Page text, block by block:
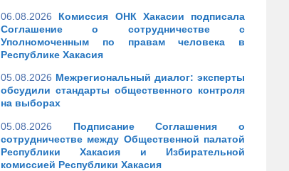
06.08.2026
Комиссия ОНК Хакасии подписала
Соглашение о сотрудничестве с
Уполномоченным по правам человека в
Республике Хакасия
05.08.2026 Межрегиональный диалог: эксперты
обсудили стандарты общественного контроля
на выборах
05.08.2026
Подписание Соглашения о
сотрудничестве между Общественной палатой
Республики Хакасия и Избирательной
комиссией Республики Хакасия